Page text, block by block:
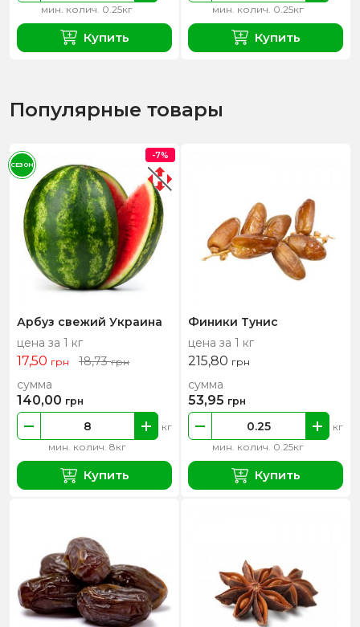
мин. колич. 0.25кг
Купить
мин. колич. 0.25кг
Купить
Популярные товары
Арбуз свежий Украина
цена за 1 кг
17,50 грн 18,73грн
мин. колич. 8кг
кг
сумма
140,00 грн
Купить
-7%
СЕЗОН
Финики Тунис
цена за 1 кг
215,80 грн
мин. колич. 0.25кг
кг
сумма
53,95 грн
Купить